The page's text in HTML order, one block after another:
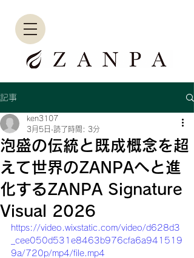
記事
泡盛の伝統と既成概念を超
えて世界のZANPAへと進
化するZANPA Signature
Visual 2026
ken3107
3月5日 読了時間: 3分
https://video.wixstatic.com/video/d628d3
_cee050d531e8463b976cfa6a941519
9a/720p/mp4/file.mp4